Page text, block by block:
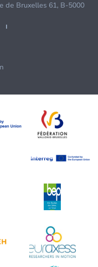
de Bruxelles 61, B-5000